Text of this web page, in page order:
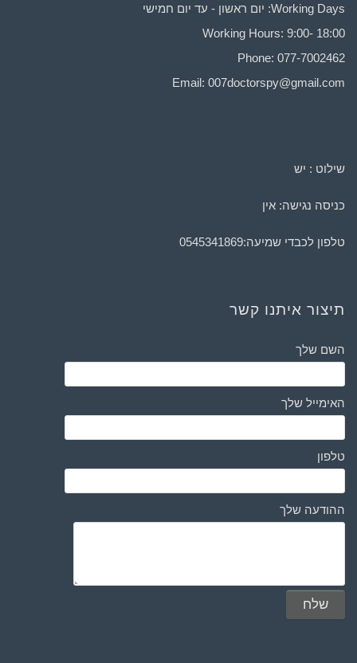
Working Days: יום ראשון - עד יום חמישי
Working Hours: 9:00- 18:00
Phone: 077-7002462
Email: 007doctorspy@gmail.com
שילוט : יש
כניסה נגישה: אין
טלפון לכבדי שמיעה:0545341869
תיצור איתנו קשר
השם שלך
האימייל שלך
טלפון
ההודעה שלך